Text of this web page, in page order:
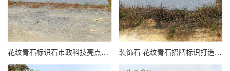
花纹青石标识石市政科技亮点亮相 刻字石智慧绿色城市 青花石厂家 装饰石 花纹青石招牌标识打造标识石个性化刻字景石厂家批发